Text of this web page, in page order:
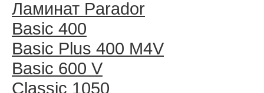
Ламинат Parador
Basic 400
Basic Plus 400 M4V
Basic 600 V
Classic 1050